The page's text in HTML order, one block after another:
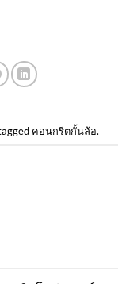
คอนกรีตกั้นล้อ.